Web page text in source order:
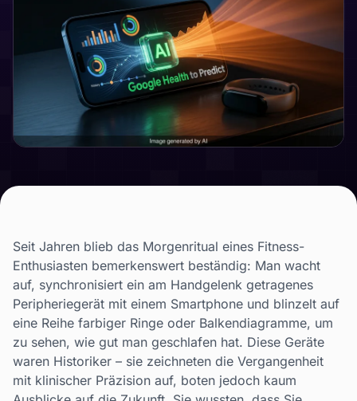
Seit Jahren blieb das Morgenritual eines Fitness-
Enthusiasten bemerkenswert beständig: Man wacht
auf, synchronisiert ein am Handgelenk getragenes
Peripheriegerät mit einem Smartphone und blinzelt auf
eine Reihe farbiger Ringe oder Balkendiagramme, um
zu sehen, wie gut man geschlafen hat. Diese Geräte
waren Historiker – sie zeichneten die Vergangenheit
mit klinischer Präzision auf, boten jedoch kaum